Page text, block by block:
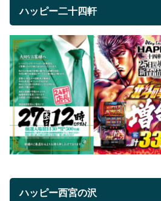
ハッピー二十四軒
ハッピー西宮の沢